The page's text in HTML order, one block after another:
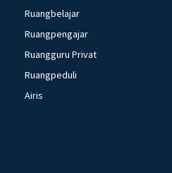
Ruangbelajar
Ruangpengajar
Ruangguru Privat
Ruangpeduli
Airis